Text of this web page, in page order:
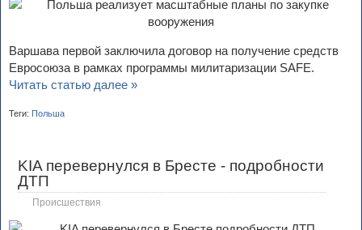
Варшава первой заключила договор на получение средств
Евросоюза в рамках программы милитаризации SAFE.
Читать статью далее »
Теги: Польша
KIA перевернулся в Бресте - подробности
ДТП
Происшествия